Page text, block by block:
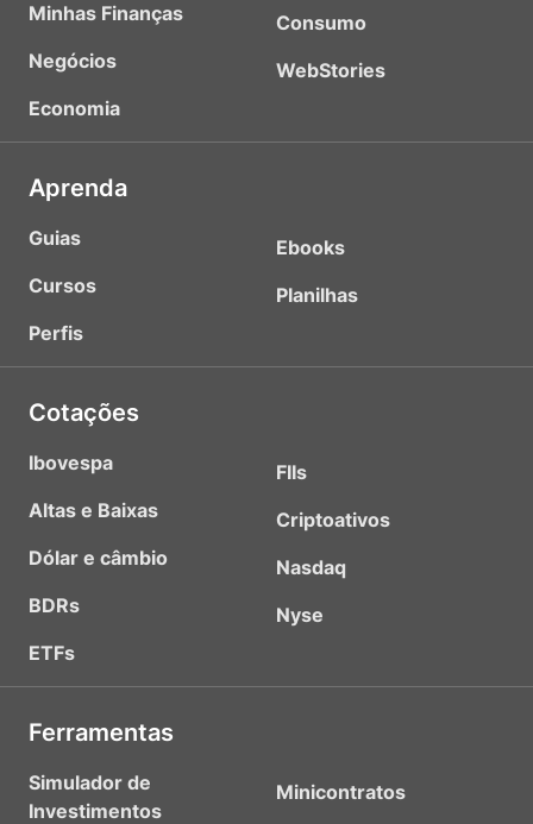
Minhas Finanças
Negócios
Economia
Consumo
WebStories
Aprenda
Guias
Cursos
Perfis
Ebooks
Planilhas
Cotações
Ibovespa
Altas e Baixas
Dólar e câmbio
BDRs
ETFs
FIIs
Criptoativos
Nasdaq
Nyse
Ferramentas
Simulador de
Investimentos
Minicontratos